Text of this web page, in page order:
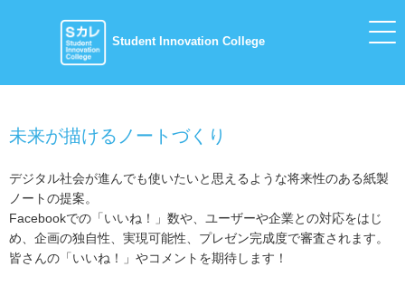
Student Innovation College
未来が描けるノートづくり
デジタル社会が進んでも使いたいと思えるような将来性のある紙製
ノートの提案。
Facebookでの「いいね！」数や、ユーザーや企業との対応をはじ
め、企画の独自性、実現可能性、プレゼン完成度で審査されます。
皆さんの「いいね！」やコメントを期待します！